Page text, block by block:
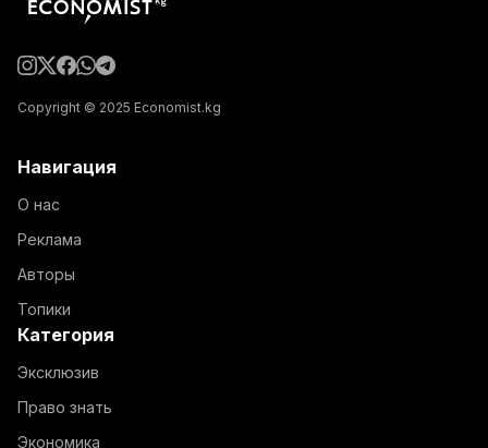
Copyright © 2025 Economist.kg
Навигация
О нас
Реклама
Авторы
Топики
Категория
Эксклюзив
Право знать
Экономика